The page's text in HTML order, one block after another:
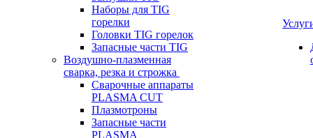
Наборы для TIG
горелки
Головки TIG горелок
Запасные части TIG
Воздушно-плазменная
сварка, резка и строжка
Сварочные аппараты
PLASMA CUT
Плазмотроны
Запасные части
PLASMA